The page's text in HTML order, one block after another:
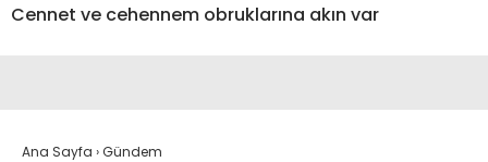
Cennet ve cehennem obruklarına akın var
Ana Sayfa ›Gündem